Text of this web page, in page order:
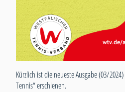
Kürzlich ist die neueste Ausgabe (03/
Tennis“ erschienen.